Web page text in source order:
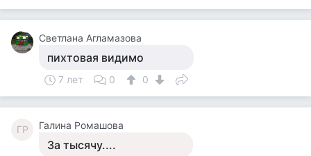
Светлана Агламазова
пихтовая видимо
7 лет 0 0
ГР Галина Ромашова
За тысячу....